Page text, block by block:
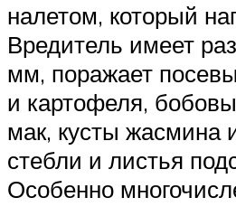
налетом, который
Вредитель имеет
мм, поражает
и картофеля,
мак, кусты жасмина
стебли и листья
Особенно